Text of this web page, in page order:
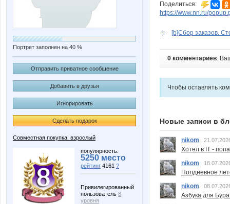
Портрет заполнен на 40 %
Отправить приватное сообщение
Добавить в друзья
Игнорировать
Сделать подарок
Совместная покупка: взрослый
популярность:
5250 место
рейтинг 4161 ?
Привилегированный
пользователь 8
уровня
Поделиться:
https://www.nn.ru/
[b]Сбор заказов.
0 комментариев.
Чтобы оставлять
Новые записи в
nikom
Хотел в IT -
nikom
Полдневное
nikom
Азбука для